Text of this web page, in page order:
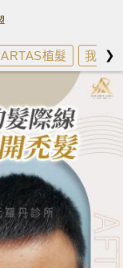
ARTAS植髮 我需❯